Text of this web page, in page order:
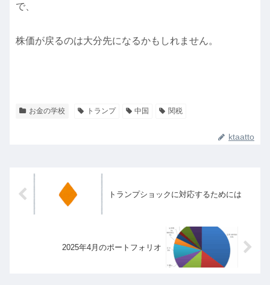
で、
株価が戻るのは大分先になるかもしれません。
お金の学校 トランプ 中国 関税
ktaatto
トランプショックに対応するためには
2025年4月のポートフォリオ